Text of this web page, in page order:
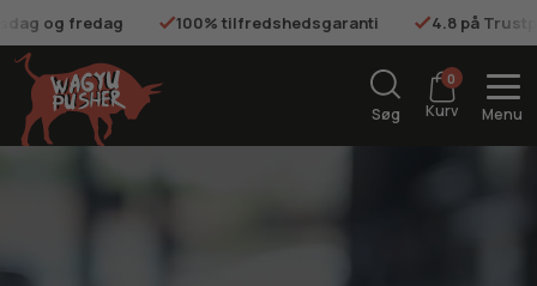
tilfredshedsgaranti 4.8 på Trustpilot Gratis fragt på
Søg
0
Kurv Menu